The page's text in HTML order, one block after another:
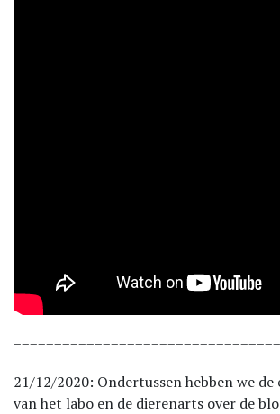
21/12/2020: Ondertussen hebben we
van het labo en de dierenarts over de